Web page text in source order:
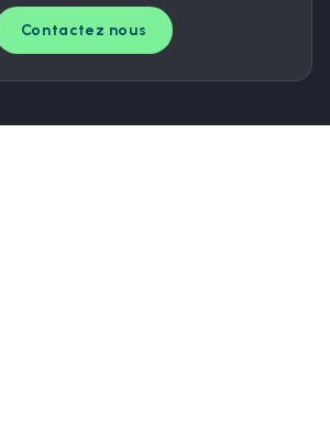
Contactez nous